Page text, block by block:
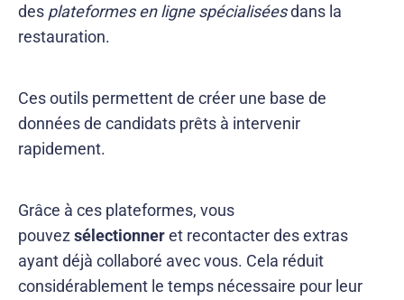
des plateformes en ligne spécialiséesdans la
restauration.
Ces outils permettent de créer une base de
données de candidats prêts à intervenir
rapidement.
Grâce à ces plateformes, vous
pouvez sélectionneret recontacter des extras
ayant déjà collaboré avec vous. Cela réduit
considérablement le temps nécessaire pour leur